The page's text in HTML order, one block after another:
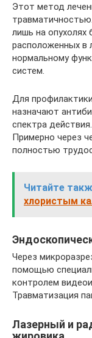
Этот метод
лишь на опухолях
расположенных в
нормальному
систем.
Для
назначают
спектра
Примерно через
полностью
Читайте
хлористым
Через
помощью
контролем
Травматизация
Лазерный и